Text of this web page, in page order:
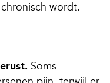
wordt.
Soms